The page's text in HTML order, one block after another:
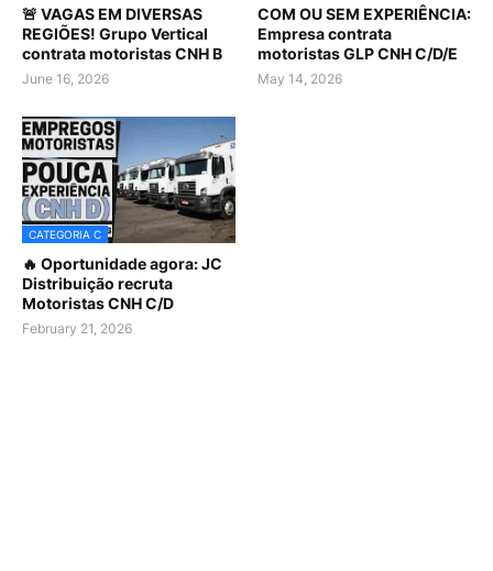
🚨 VAGAS EM DIVERSAS
REGIÕES! Grupo Vertical
contrata motoristas CNH B
June 16, 2026
COM OU SEM EXPERIÊNCIA:
Empresa contrata
motoristas GLP CNH C/D/E
May 14, 2026
CATEGORIA C
🔥 Oportunidade agora: JC
Distribuição recruta
Motoristas CNH C/D
February 21, 2026